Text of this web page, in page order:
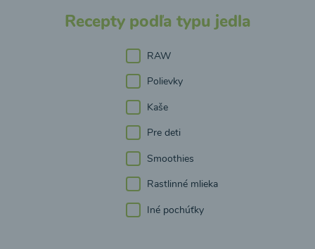
Recepty podľa typu jedla
RAW
Polievky
Kaše
Pre deti
Smoothies
Rastlinné mlieka
Iné pochúťky